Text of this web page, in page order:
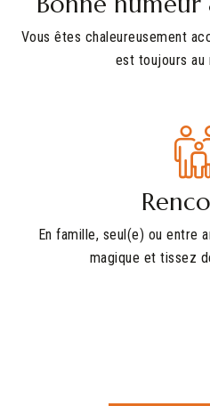
Vous êtes chaleureusement
est toujours au
En famille, seul(e) ou entre
magique et tissez